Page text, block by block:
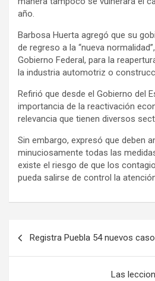
año.
Barbosa Huerta agregó que su
de regreso a la “nueva
Gobierno Federal, para la
la industria automotriz o
Refirió que desde el Gobierno del
importancia de la reactivación
relevancia que tienen diversos
Sin embargo, expresó que deben
minuciosamente todas las
existe el riesgo de que los
pueda salirse de control la
Registra Puebla 54 nuevos
Las